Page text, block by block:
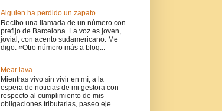
Alguien ha perdido un zapato
Recibo una llamada de un número con
prefijo de Barcelona. La voz es joven,
jovial, con acento sudamericano. Me
digo: «Otro número más a bloq...
Mear lava
Mientras vivo sin vivir en mí, a la
espera de noticias de mi gestora con
respecto al cumplimiento de mis
obligaciones tributarias, paseo eje...